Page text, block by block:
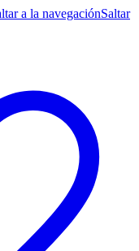
a la navegaciónSaltar